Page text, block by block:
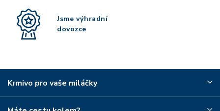
Jsme výhradní
dovozce
Krmivo pro vaše miláčky